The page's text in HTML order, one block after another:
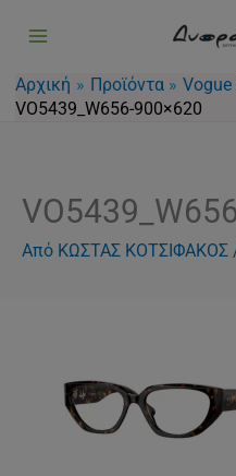
περιεχόμενο
Αρχική Προϊόντα
VO5439_W656-900×620
Από ΚΩΣΤΑΣ ΚΟΤΣΙΦΑΚΟΣ